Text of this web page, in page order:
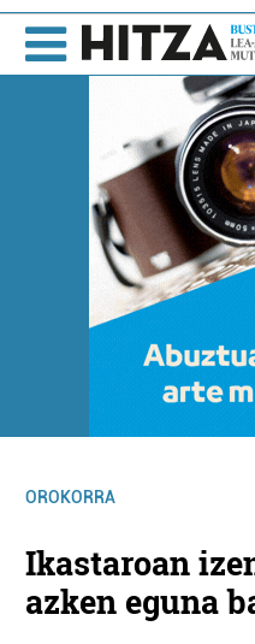
OROKORRA
Ikastaroan
azken eguna